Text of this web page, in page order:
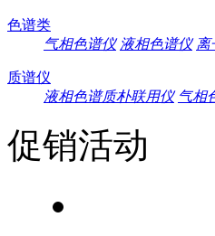
色谱类
气相色谱仪 液相色谱仪 离
质谱仪
液相色谱质朴联用仪 气相
促销活动